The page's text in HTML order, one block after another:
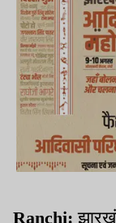
Ranchi: